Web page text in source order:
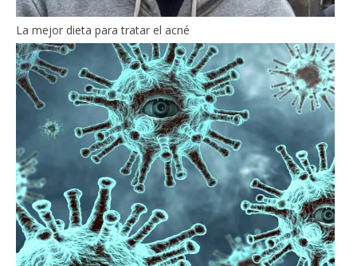
La mejor dieta para tratar el acné